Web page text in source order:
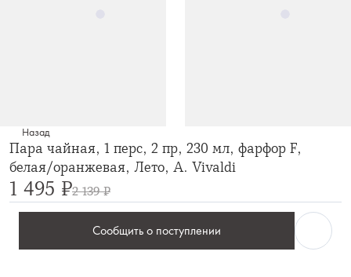
Назад
Пара чайная, 1 перс, 2 пр, 230 мл, фарфор F,
белая/оранжевая, Лето, A. Vivaldi
1 495 ₽2 139 ₽
Сообщить о поступлении